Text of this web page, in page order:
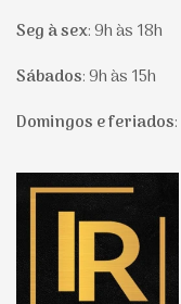
Seg à sex:9h às 18h
Sábados:9h às 15h
Domingos e feriados:
Página inicial